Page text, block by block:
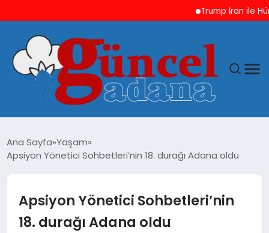
Trump İran ile Hürmüz
GÜNCEL
YAŞAM
MAGAZIN
Ana Sayfa Yaşam
Apsiyon Yönetici Sohbetleri’nin 18. durağı Adana oldu
Apsiyon Yönetici Sohbetleri’nin
18. durağı Adana oldu